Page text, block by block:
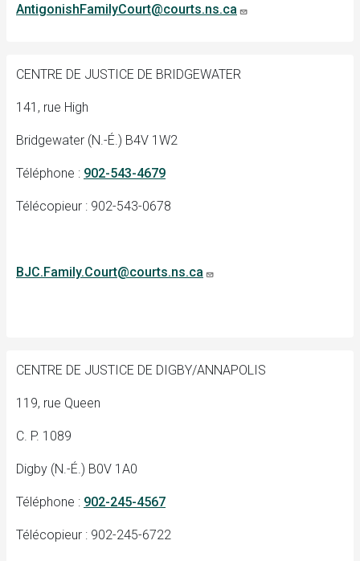
AntigonishFamilyCourt@courts.ns.ca
CENTRE DE JUSTICE DE BRIDGEWATER
141, rue High
Bridgewater (N.-É.) B4V 1W2
Téléphone : 902-543-4679
Télécopieur : 902-543-0678
BJC.Family.Court@courts.ns.ca
CENTRE DE JUSTICE DE DIGBY/ANNAPOLIS
119, rue Queen
C. P. 1089
Digby (N.-É.) B0V 1A0
Téléphone : 902-245-4567
Télécopieur : 902-245-6722